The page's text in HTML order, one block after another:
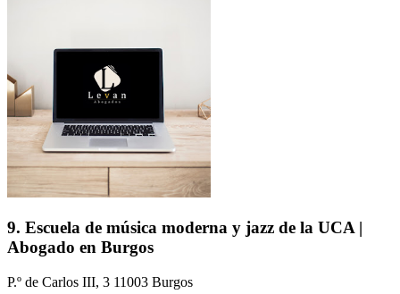
9. Escuela de música moderna y jazz de la UCA |
Abogado en Burgos
P.º de Carlos III, 3 11003 Burgos